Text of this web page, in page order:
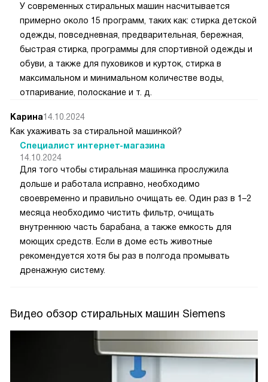
У современных стиральных машин насчитывается
примерно около 15 программ, таких как: стирка детской
одежды, повседневная, предварительная, бережная,
быстрая стирка, программы для спортивной одежды и
обуви, а также для пуховиков и курток, стирка в
максимальном и минимальном количестве воды,
отпаривание, полоскание и т. д.
Карина14.10.2024
Как ухаживать за стиральной машинкой?
Специалист интернет-магазина
14.10.2024
Для того чтобы стиральная машинка прослужила
дольше и работала исправно, необходимо
своевременно и правильно очищать ее. Один раз в 1–2
месяца необходимо чистить фильтр, очищать
внутреннюю часть барабана, а также емкость для
моющих средств. Если в доме есть животные
рекомендуется хотя бы раз в полгода промывать
дренажную систему.
Видео обзор стиральных машин Siemens